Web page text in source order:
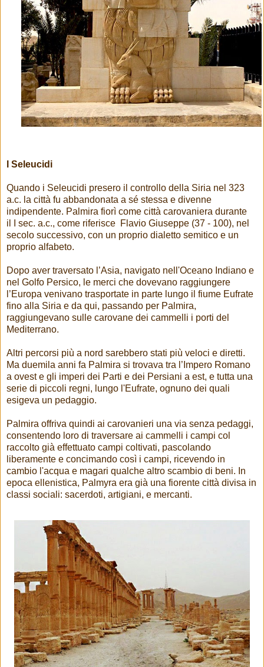
I Seleucidi
Quando i Seleucidi presero il controllo della Siria nel 323
a.c. la città fu abbandonata a sé stessa e divenne
indipendente. Palmira fiorì come città carovaniera durante
il I sec. a.c., come riferisce Flavio Giuseppe (37 - 100), nel
secolo successivo, con un proprio dialetto semitico e un
proprio alfabeto.
Dopo aver traversato l’Asia, navigato nell'Oceano Indiano e
nel Golfo Persico, le merci che dovevano raggiungere
l’Europa venivano trasportate in parte lungo il fiume Eufrate
fino alla Siria e da qui, passando per Palmira,
raggiungevano sulle carovane dei cammelli i porti del
Mediterrano.
Altri percorsi più a nord sarebbero stati più veloci e diretti.
Ma duemila anni fa Palmira si trovava tra l’Impero Romano
a ovest e gli imperi dei Parti e dei Persiani a est, e tutta una
serie di piccoli regni, lungo l'Eufrate, ognuno dei quali
esigeva un pedaggio.
Palmira offriva quindi ai carovanieri una via senza pedaggi,
consentendo loro di traversare ai cammelli i campi col
raccolto già effettuato campi coltivati, pascolando
liberamente e concimando così i campi, ricevendo in
cambio l'acqua e magari qualche altro scambio di beni. In
epoca ellenistica, Palmyra era già una fiorente città divisa in
classi sociali: sacerdoti, artigiani, e mercanti.